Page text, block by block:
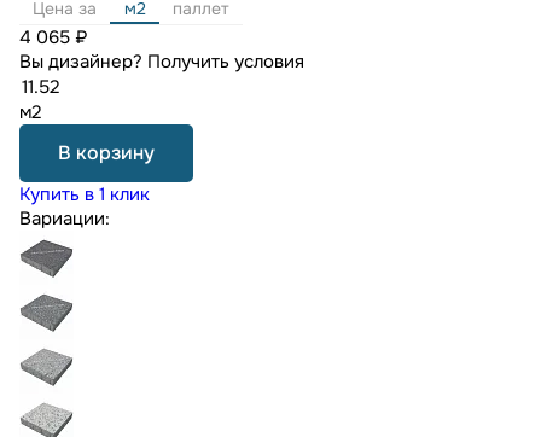
Цена за м2 паллет
4 065 ₽
Вы дизайнер? Получить условия
м2
В корзину
Купить в 1 клик
Вариации: